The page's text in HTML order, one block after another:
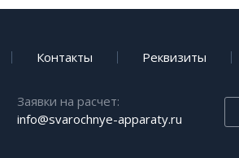
Контакты Реквизиты
Заявки на расчет:
info@svarochnye-apparaty.ru